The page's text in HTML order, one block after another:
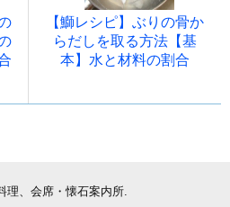
【鰤レシピ】ぶりの骨か
らだしを取る方法【基
本】水と材料の割合
理、会席・懐石案内所.